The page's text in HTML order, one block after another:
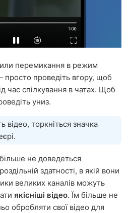
перемикання в режим
просто проведіть вгору, щоб
час спілкування в чатах. Щоб
униз.
відео, торкніться значка
не доведеться
здатності, в якій вони
великих каналів можуть
якісніші відео. Їм більше не
обробляти свої відео для